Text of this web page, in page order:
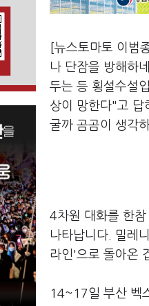
[뉴스토마토 이범
나 단잠을 방해하
두는 등 횡설수설
상이 망한다"고 답
굴까 곰곰이 생각
4차원 대화를 한
나타납니다. 밀레
라인'으로 돌아온
14~17일 부산 벡